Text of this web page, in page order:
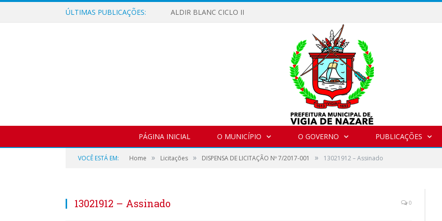
ÚLTIMAS PUBLICAÇÕES: ALDIR BLANC CICLO II
PÁGINA INICIAL O MUNICÍPIO O GOVERNO PUBLICAÇÕES
VOCÊ ESTÁ EM: Home » Licitações » DISPENSA DE LICITAÇÃO Nº 7/2017-001 » 13021912 – Assinado
13021912 – Assinado 0